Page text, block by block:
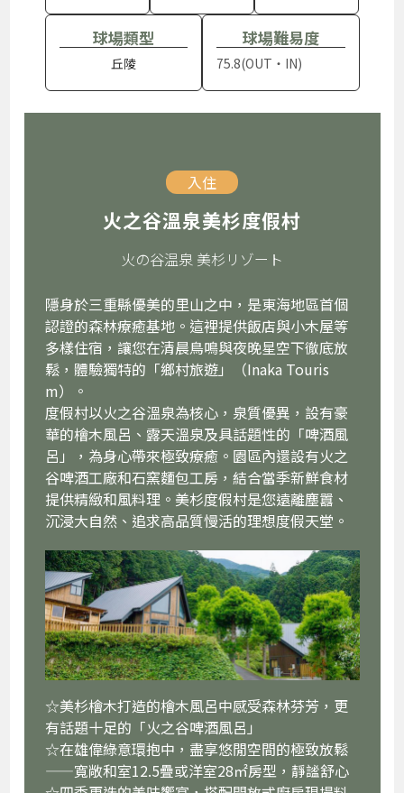
球場類型
丘陵
球場難易度
75.8(OUT・IN)
入住
火之谷溫泉美杉度假村
火の谷温泉 美杉リゾート
隱身於三重縣優美的里山之中，是東海地區首個
認證的森林療癒基地。這裡提供飯店與小木屋等
多樣住宿，讓您在清晨鳥鳴與夜晚星空下徹底放
鬆，體驗獨特的「鄉村旅遊」（Inaka Touris
m）。
度假村以火之谷溫泉為核心，泉質優異，設有豪
華的檜木風呂、露天溫泉及具話題性的「啤酒風
呂」，為身心帶來極致療癒。園區內還設有火之
谷啤酒工廠和石窯麵包工房，結合當季新鮮食材
提供精緻和風料理。美杉度假村是您遠離塵囂、
沉浸大自然、追求高品質慢活的理想度假天堂。
☆美杉檜木打造的檜木風呂中感受森林芬芳，更
有話題十足的「火之谷啤酒風呂」
☆在雄偉綠意環抱中，盡享悠閒空間的極致放鬆
——寬敞和室12.5疊或洋室28㎡房型，靜謐舒心